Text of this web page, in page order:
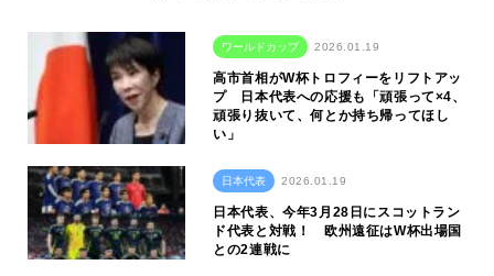
ワールドカップ 2026.01.19
高市首相がW杯トロフィーをリフトアッ
プ 日本代表への応援も「頑張って×4、
頑張り抜いて、何とか持ち帰ってほし
い」
日本代表 2026.01.19
日本代表、今年3月28日にスコットラン
ド代表と対戦！ 欧州遠征はW杯出場国
との2連戦に